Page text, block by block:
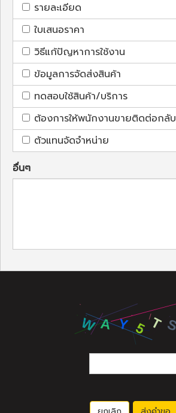
รายละเอียด
ใบเสนอราคา
วิธีแก้ปัญหาการใช้งาน
ข้อมูลการจัดส่งสินค้า
ทดสอบใช้สินค้า/บริการ
ต้องการให้พนักงานขายติดต่อกลับ
ตัวแทนจัดจำหน่าย
อื่นๆ